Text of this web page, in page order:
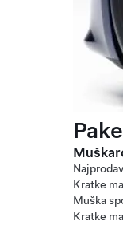
Kratke
Muška
Kratke